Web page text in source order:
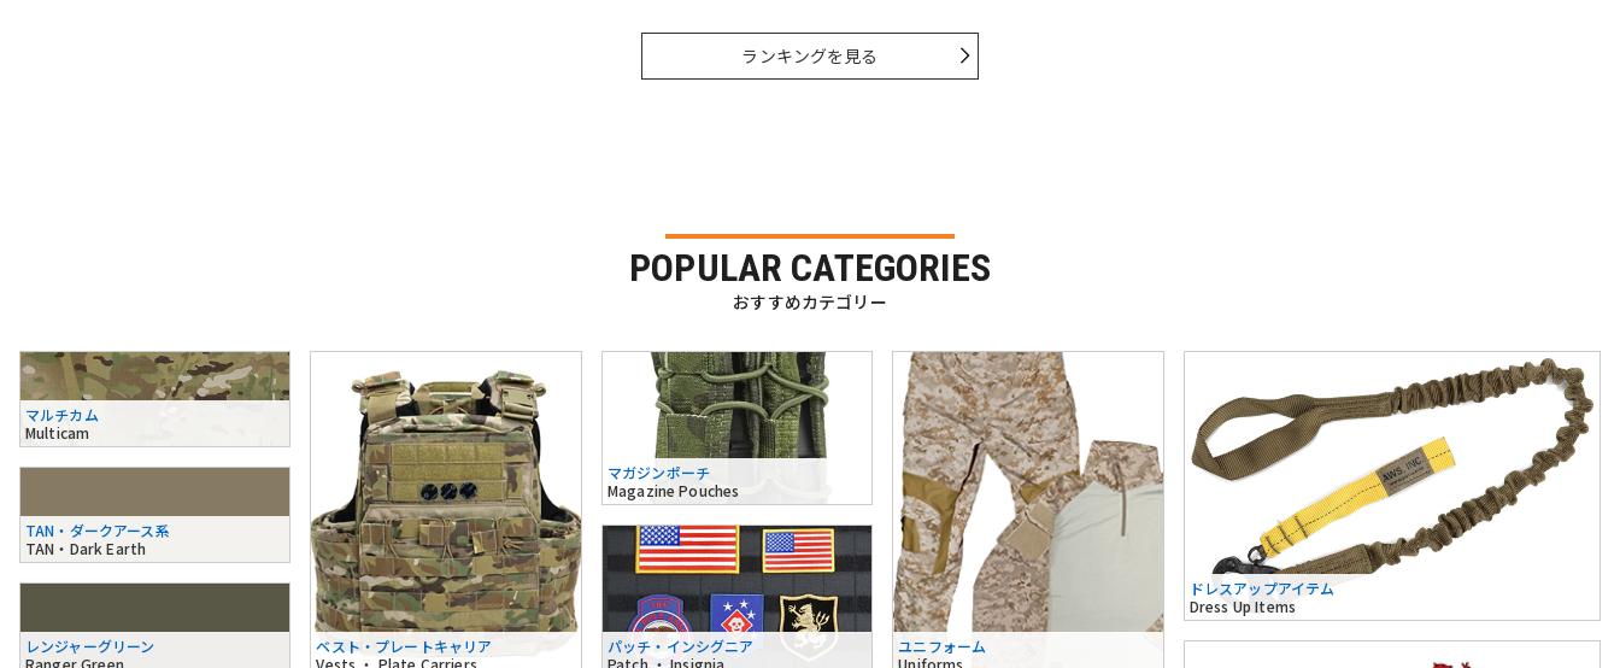
ランキングを見る
POPULAR CATEGORIES
おすすめカテゴリー
マルチカム
Multicam
TAN・ダークアース系
TAN・Dark Earth
レンジャーグリーン
Ranger Green
ベスト・プレートキャリア
Vests ・ Plate Carriers
マガジンポーチ
Magazine Pouches
パッチ・インシグニア
Patch ・ Insignia
ユニフォーム
Uniforms
ドレスアップアイテム
Dress Up Items